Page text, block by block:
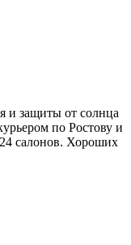
и защиты от солнца
по Ростову и
салонов. Хороших